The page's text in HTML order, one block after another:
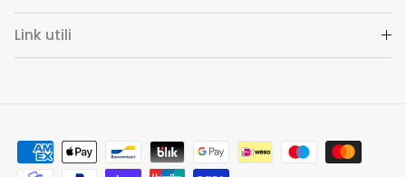
Link utili